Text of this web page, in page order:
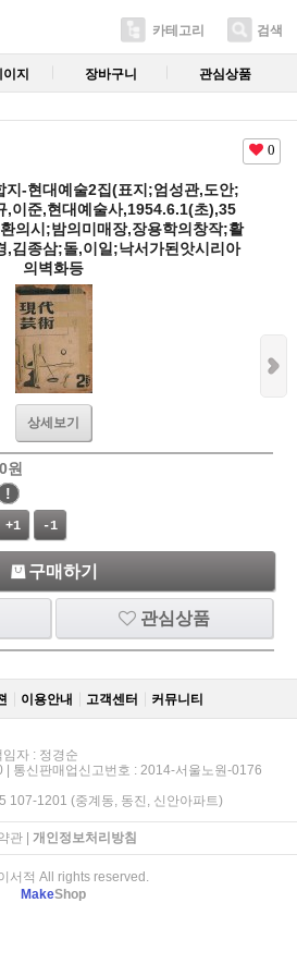
카테고리 검색
이지 장바구니 관심상품
0
지-현대예술2집(표지;엄성관,도안;
,이준,현대예술사,1954.6.1(초),35
의시;밤의미매장,장용학의창작;활
,김종삼;돌,이일;낙서가된앗시리아
의벽화등
상세보기
원
!
+1 -1
구매하기
관심상품
이용안내 고객센터 커뮤니티
자 : 정경순
통신판매업신고번호 : 2014-서울노원-0176
107-1201 (중계동, 동진, 신안아파트)
관| 개인정보처리방침
서적 All rights reserved.
MakeShop